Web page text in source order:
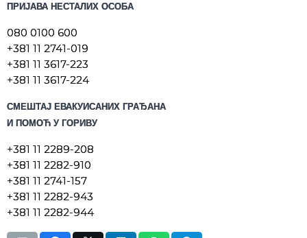
ПРИЈАВА НЕСТАЛИХ ОСОБА
080 0100 600
+381 11 2741-019
+381 11 3617-223
+381 11 3617-224
СМЕШТАЈ ЕВАКУИСАНИХ ГРАЂАНА
И ПОМОЋ У ГОРИВУ
+381 11 2289-208
+381 11 2282-910
+381 11 2741-157
+381 11 2282-943
+381 11 2282-944